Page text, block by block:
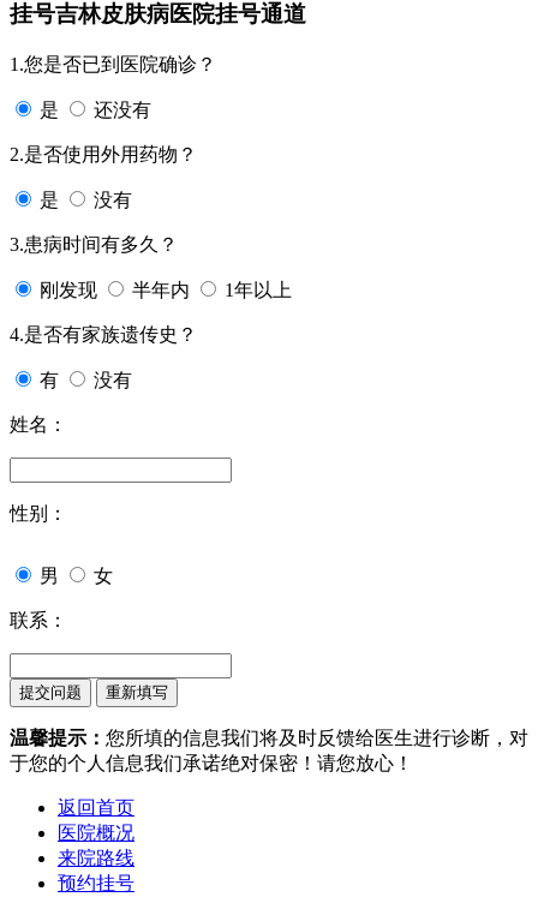
挂号吉林皮肤病医院挂号通道
1.您是否已到医院确诊？
是 还没有
2.是否使用外用药物？
是 没有
3.患病时间有多久？
刚发现 半年内 1年以上
4.是否有家族遗传史？
有 没有
姓名：
性别：
男 女
联系：
温馨提示： 您所填的信息我们将及时反馈给医生进行诊断，对
于您的个人信息我们承诺绝对保密！请您放心！
返回首页
医院概况
来院路线
预约挂号